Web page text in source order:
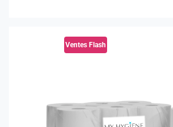
Ventes Flash